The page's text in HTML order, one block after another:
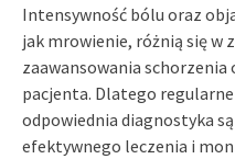
Intensywność bólu oraz
jak mrowienie, różnią się w
zaawansowania schorzenia
pacjenta. Dlatego
odpowiednia diagnostyka
efektywnego leczenia i